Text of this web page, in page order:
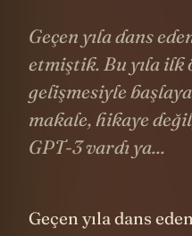
Geçen yıla dans
etmiştik. Bu yıla ilk
gelişmesiyle
makale, hikaye
GPT-3 vardı ya...
Geçen yıla dans